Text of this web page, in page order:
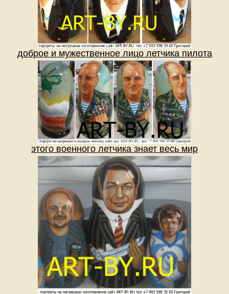
доброе и мужественное лицо летчика пилота
этого военного летчика знает весь мир